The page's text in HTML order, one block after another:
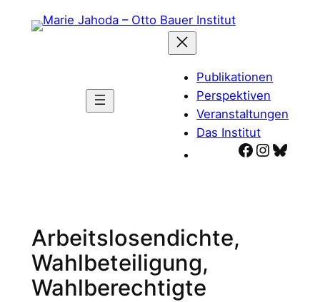
Inhalt
Publikationen
Perspektiven
Veranstaltungen
Das Institut
Facebook
Arbeitslosendichte,
Wahlbeteiligung,
Wahlberechtigte